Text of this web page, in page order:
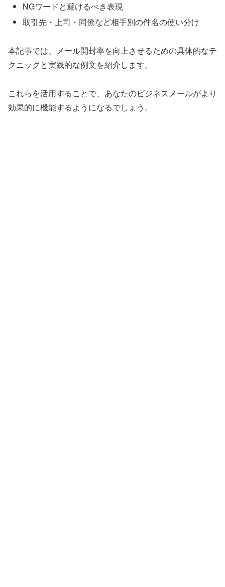
NGワードと避けるべき表現
取引先・上司・同僚など相手別の件名の使い分け
本記事では、メール開封率を向上させるための具体的なテ
クニックと実践的な例文を紹介します。
これらを活用することで、あなたのビジネスメールがより
効果的に機能するようになるでしょう。